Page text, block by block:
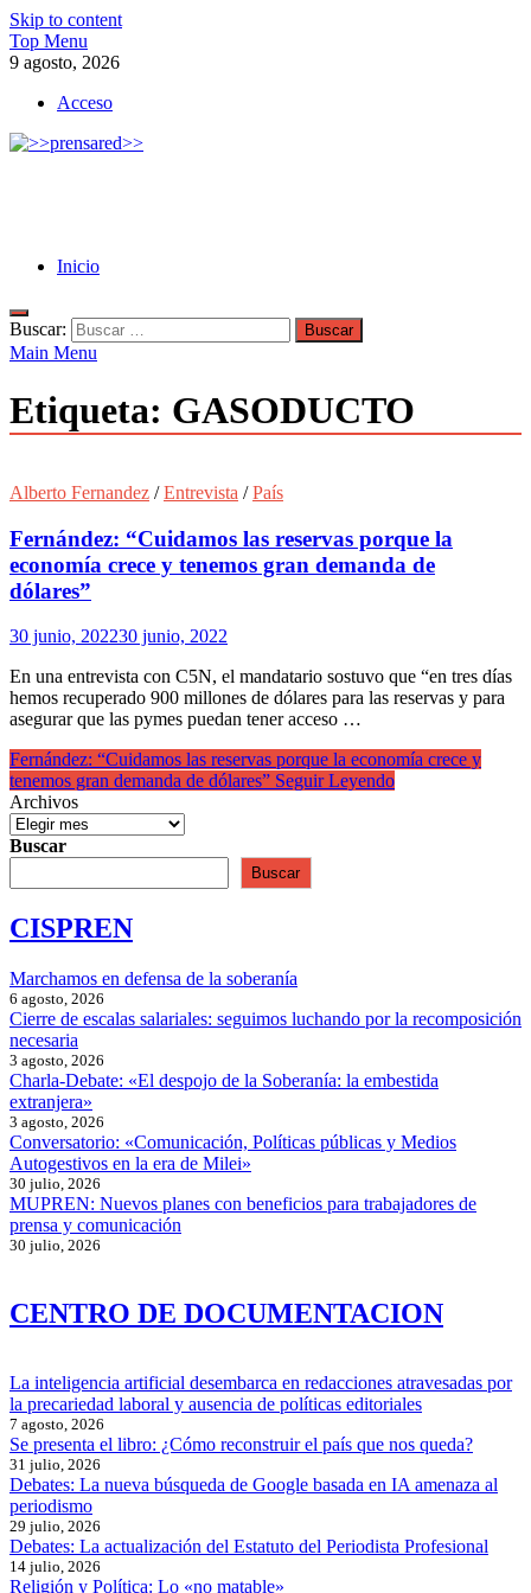
Skip to content
Top Menu
9 agosto, 2026
Acceso
Inicio
Buscar:
Main Menu
Etiqueta: GASODUCTO
Alberto Fernandez /Entrevista /País
Fernández: “Cuidamos las reservas porque la
economía crece y tenemos gran demanda de
dólares”
30 junio, 202230 junio, 2022
En una entrevista con C5N, el mandatario sostuvo que “en tres días
hemos recuperado 900 millones de dólares para las reservas y para
asegurar que las pymes puedan tener acceso …
Fernández: “Cuidamos las reservas porque la economía crece y
tenemos gran demanda de dólares” Seguir Leyendo
Archivos
Buscar
Buscar
CISPREN
Marchamos en defensa de la soberanía
6 agosto, 2026
Cierre de escalas salariales: seguimos luchando por la recomposición
necesaria
3 agosto, 2026
Charla-Debate: «El despojo de la Soberanía: la embestida
extranjera»
3 agosto, 2026
Conversatorio: «Comunicación, Políticas públicas y Medios
Autogestivos en la era de Milei»
30 julio, 2026
MUPREN: Nuevos planes con beneficios para trabajadores de
prensa y comunicación
30 julio, 2026
CENTRO DE DOCUMENTACION
La inteligencia artificial desembarca en redacciones atravesadas por
la precariedad laboral y ausencia de políticas editoriales
7 agosto, 2026
Se presenta el libro: ¿Cómo reconstruir el país que nos queda?
31 julio, 2026
Debates: La nueva búsqueda de Google basada en IA amenaza al
periodismo
29 julio, 2026
Debates: La actualización del Estatuto del Periodista Profesional
14 julio, 2026
Religión y Política: Lo «no matable»